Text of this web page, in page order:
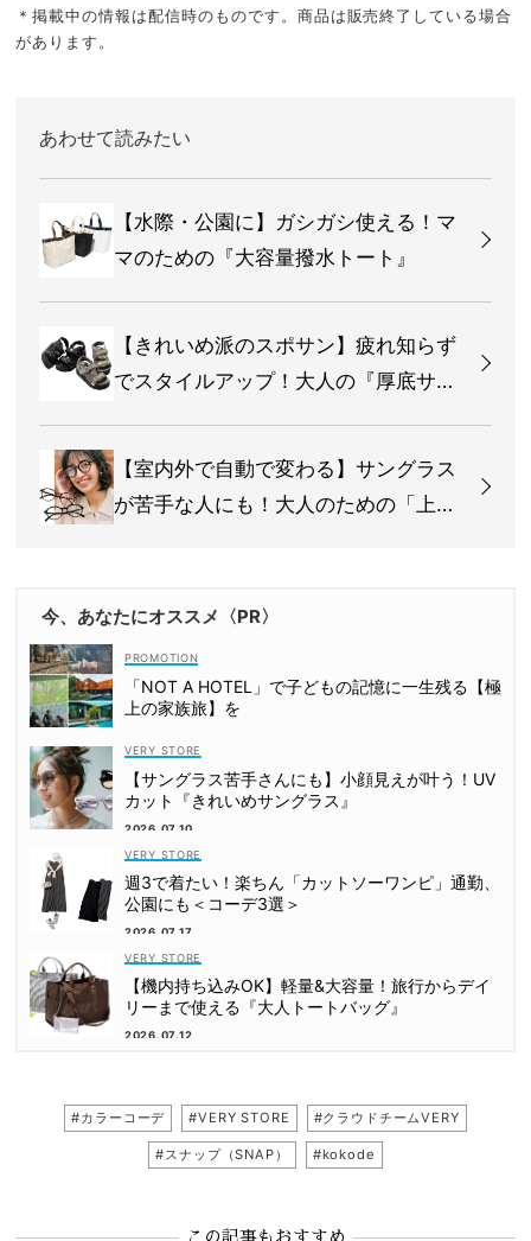
＊掲載中の情報は配信時のものです。商品は販売終了している場合
があります。
あわせて読みたい
【水際・公園に】ガシガシ使える！マ
マのための『大容量撥水トート』
【きれいめ派のスポサン】疲れ知らず
でスタイルアップ！大人の『厚底サン
【室内外で自動で変わる】サングラス
が苦手な人にも！大人のための「上品
今、あなたにオススメ〈PR〉
「NOT A HOTEL」で子どもの記憶に一生残る【極
上の家族旅】を
VERY STORE
【サングラス苦手さんにも】小顔見えが叶う！UV
カット『きれいめサングラス』
2026.07.10
VERY STORE
週3で着たい！楽ちん「カットソーワンピ」通勤、
公園にも＜コーデ3選＞
2026.07.17
VERY STORE
【機内持ち込みOK】軽量&大容量！旅行からデイ
リーまで使える『大人トートバッグ』
2026.07.12
#カラーコーデ #VERY STORE #クラウドチームVERY
#スナップ（SNAP） #kokode